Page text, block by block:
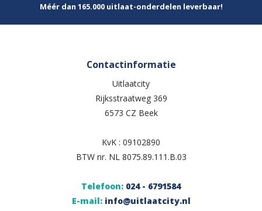
Méér dan 165.000 uitlaat-onderdelen leverbaar!
Contactinformatie
Uitlaatcity
Rijksstraatweg 369
6573 CZ Beek
KvK : 09102890
BTW nr. NL 8075.89.111.B.03
Telefoon: 024 - 6791584
E-mail: info@uitlaatcity.nl